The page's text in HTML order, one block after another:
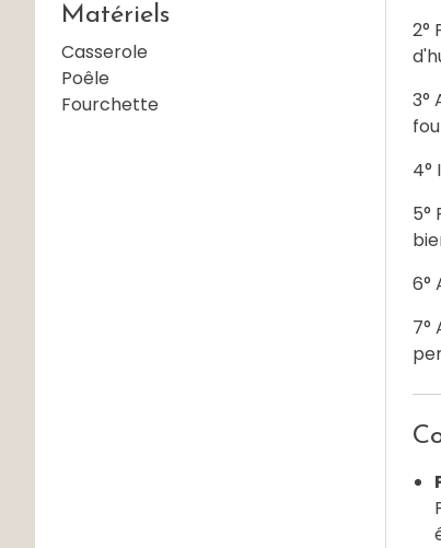
Matériels
Casserole
Poêle
Fourchette
2°
3°
4°
5°
6°
7°